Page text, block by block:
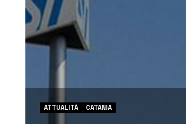
ATTUALITÀ CATANIA